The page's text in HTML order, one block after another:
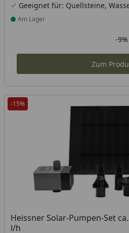
Geeignet für: Quellsteine,
Produkt am Lager
Am Lager
-9%
Zum
-15%
Heissner Solar-Pumpen-Set
l/h